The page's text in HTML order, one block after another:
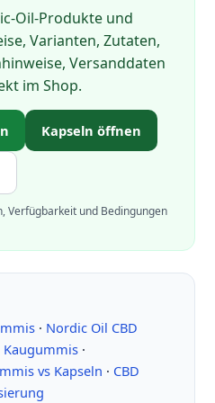
Oil-Produkte und
Varianten, Zutaten,
Versanddaten
im Shop.
Kapseln öffnen
Verfügbarkeit und Bedingungen
· Nordic Oil CBD
Kaugummis·
vs Kapseln · CBD